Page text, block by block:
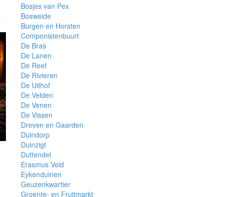
Bosjes van Pex
Bosweide
Burgen en Horsten
Componistenbuurt
De Bras
De Lanen
De Reef
De Rivieren
De Uithof
De Velden
De Venen
De Vissen
Dreven en Gaarden
Duindorp
Duinzigt
Duttendel
Erasmus Veld
Eykenduinen
Geuzenkwartier
Groente- en Fruitmarkt